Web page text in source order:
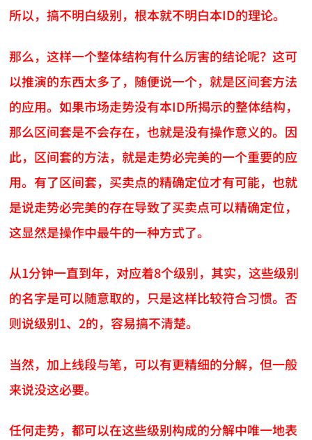
所以，搞不明白级别，根本就不明白本ID的理论。
那么，这样一个整体结构有什么厉害的结论呢？这可
以推演的东西太多了，随便说一个，就是区间套方法
的应用。如果市场走势没有本ID所揭示的整体结构，
那么区间套是不会存在，也就是没有操作意义的。因
此，区间套的方法，就是走势必完美的一个重要的应
用。有了区间套，买卖点的精确定位才有可能，也就
是说走势必完美的存在导致了买卖点可以精确定位，
这显然是操作中最牛的一种方式了。
从1分钟一直到年，对应着8个级别，其实，这些级别
的名字是可以随意取的，只是这样比较符合习惯。否
则说级别1、2的，容易搞不清楚。
当然，加上线段与笔，可以有更精细的分解，但一般
来说没这必要。
任何走势，都可以在这些级别构成的分解中唯一地表